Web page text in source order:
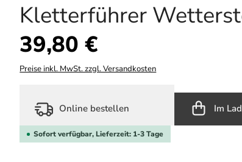
Kletterführer
Regulärer Preis:
39,80 €
Preise inkl. MwSt. zzgl. Versandkosten
Online bestellen Im
Sofort verfügbar, Lieferzeit: 1-3 Tage